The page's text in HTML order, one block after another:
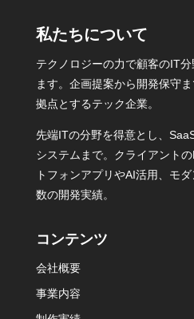
私たちについて
テクノロジーの力で顧客のIT
ます。企画提案から開発保守
拠点とするテック企業。
先端ITの分野を得意とし、
システムまで。クライアント
トフォンアプリやAI活用、モ
数の開発実績。
コンテンツ
会社概要
事業内容